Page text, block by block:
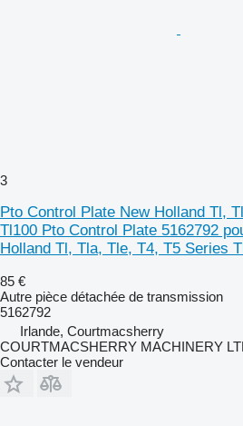
3
Pto Control Plate New Holland Tl,
Tl100 Pto Control Plate 5162792
Holland Tl, Tla, Tle, T4, T5 Series
85 €
Autre pièce détachée de transmission
5162792
Irlande, Courtmacsherry
COURTMACSHERRY MACHINERY
Contacter le vendeur